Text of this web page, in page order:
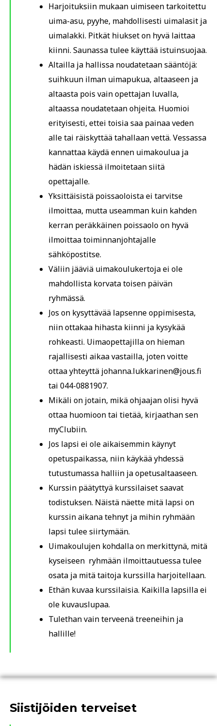
Harjoituksiin mukaan uimiseen tarkoitettu
uima-asu, pyyhe, mahdollisesti uimalasit ja
uimalakki. Pitkät hiukset on hyvä laittaa
kiinni. Saunassa tulee käyttää istuinsuojaa.
Altailla ja hallissa noudatetaan sääntöjä:
suihkuun ilman uimapukua, altaaseen ja
altaasta pois vain opettajan luvalla,
altaassa noudatetaan ohjeita. Huomioi
erityisesti, ettei toisia saa painaa veden
alle tai räiskyttää tahallaan vettä. Vessassa
kannattaa käydä ennen uimakoulua ja
hädän iskiessä ilmoitetaan siitä
opettajalle.
Yksittäisistä poissaoloista ei tarvitse
ilmoittaa, mutta useamman kuin kahden
kerran peräkkäinen poissaolo on hyvä
ilmoittaa toiminnanjohtajalle
sähköpostitse.
Väliin jääviä uimakoulukertoja ei ole
mahdollista korvata toisen päivän
ryhmässä.
Jos on kysyttävää lapsenne oppimisesta,
niin ottakaa hihasta kiinni ja kysykää
rohkeasti. Uimaopettajilla on hieman
rajallisesti aikaa vastailla, joten voitte
ottaa yhteyttä johanna.lukkarinen@jous.fi
tai 044-0881907.
Mikäli on jotain, mikä ohjaajan olisi hyvä
ottaa huomioon tai tietää, kirjaathan sen
myClubiin.
Jos lapsi ei ole aikaisemmin käynyt
opetuspaikassa, niin käykää yhdessä
tutustumassa halliin ja opetusaltaaseen.
Kurssin päätyttyä kurssilaiset saavat
todistuksen. Näistä näette mitä lapsi on
kurssin aikana tehnyt ja mihin ryhmään
lapsi tulee siirtymään.
Uimakoulujen kohdalla on merkittynä, mitä
kyseiseen ryhmään ilmoittautuessa tulee
osata ja mitä taitoja kurssilla harjoitellaan.
Ethän kuvaa kurssilaisia. Kaikilla lapsilla ei
ole kuvauslupaa.
Tulethan vain terveenä treeneihin ja
hallille!
Siistijöiden terveiset